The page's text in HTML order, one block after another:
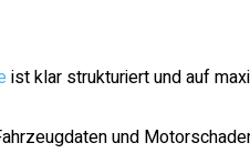
ist klar strukturiert und auf
und